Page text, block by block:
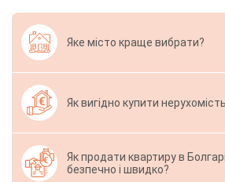
Яке місто краще вибрати?
Як вигідно купити
Як продати квартиру в
безпечно і швидко?